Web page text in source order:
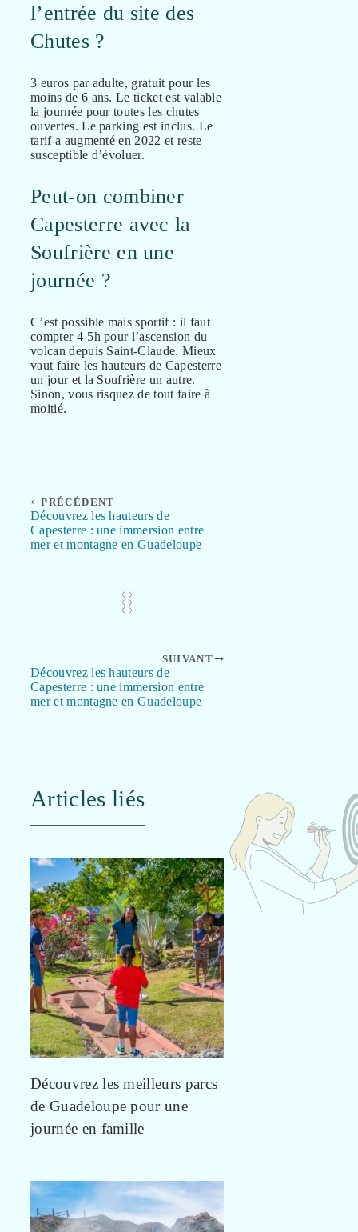
l’entrée du site des
Chutes ?
3 euros par adulte, gratuit pour les
moins de 6 ans. Le ticket est valable
la journée pour toutes les chutes
ouvertes. Le parking est inclus. Le
tarif a augmenté en 2022 et reste
susceptible d’évoluer.
Peut-on combiner
Capesterre avec la
Soufrière en une
journée ?
C’est possible mais sportif : il faut
compter 4-5h pour l’ascension du
volcan depuis Saint-Claude. Mieux
vaut faire les hauteurs de Capesterre
un jour et la Soufrière un autre.
Sinon, vous risquez de tout faire à
moitié.
PRÉCÉDENT
Découvrez les hauteurs de
Capesterre : une immersion entre
mer et montagne en Guadeloupe
SUIVANT
Découvrez les hauteurs de
Capesterre : une immersion entre
mer et montagne en Guadeloupe
Articles liés
Découvrez les meilleurs parcs
de Guadeloupe pour une
journée en famille